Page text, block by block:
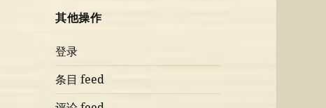
其他操作
登录
条目 feed